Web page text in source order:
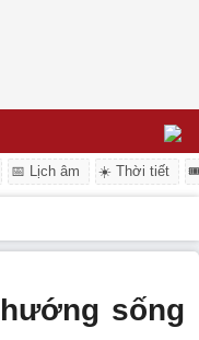
📅 Lịch âm ☀️ Thời tiết
sống